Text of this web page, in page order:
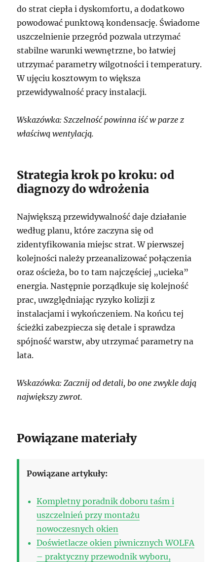
do strat ciepła i dyskomfortu, a dodatkowo
powodować punktową kondensację. Świadome
uszczelnienie przegród pozwala utrzymać
stabilne warunki wewnętrzne, bo łatwiej
utrzymać parametry wilgotności i temperatury.
W ujęciu kosztowym to większa
przewidywalność pracy instalacji.
Wskazówka: Szczelność powinna iść w parze z
właściwą wentylacją.
Strategia krok po kroku: od
diagnozy do wdrożenia
Największą przewidywalność daje działanie
według planu, które zaczyna się od
zidentyfikowania miejsc strat. W pierwszej
kolejności należy przeanalizować połączenia
oraz ościeża, bo to tam najczęściej „ucieka”
energia. Następnie porządkuje się kolejność
prac, uwzględniając ryzyko kolizji z
instalacjami i wykończeniem. Na końcu tej
ścieżki zabezpiecza się detale i sprawdza
spójność warstw, aby utrzymać parametry na
lata.
Wskazówka: Zacznij od detali, bo one zwykle dają
największy zwrot.
Powiązane materiały
Powiązane artykuły:
Kompletny poradnik doboru taśm i
uszczelnień przy montażu
nowoczesnych okien
Doświetlacze okien piwnicznych WOLFA
– praktyczny przewodnik wyboru,